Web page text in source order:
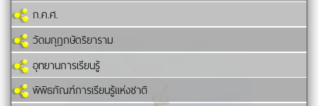
ก.ค.ศ.
วัดมกุฏกษัตริยาราม
อุทยานการเรียนรู้
พิพิธภัณฑ์การเรียนรู้แห่งชาติ